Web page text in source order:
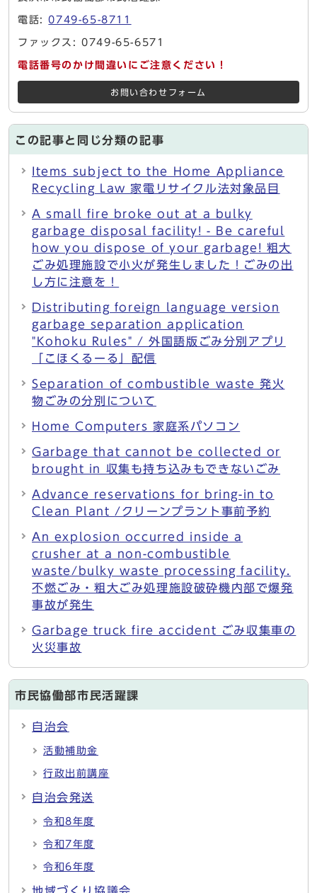
電話:0749-65-8711
ファックス: 0749-65-6571
電話番号のかけ間違いにご注意ください！
お問い合わせフォーム
この記事と同じ分類の記事
Items subject to the Home Appliance
Recycling Law 家電リサイクル法対象品目
A small fire broke out at a bulky
garbage disposal facility! - Be careful
how you dispose of your garbage! 粗大
ごみ処理施設で小火が発生しました！ごみの出
し方に注意を！
Distributing foreign language version
garbage separation application
"Kohoku Rules" / 外国語版ごみ分別アプリ
「こほくるーる」配信
Separation of combustible waste 発火
物ごみの分別について
Home Computers 家庭系パソコン
Garbage that cannot be collected or
brought in 収集も持ち込みもできないごみ
Advance reservations for bring-in to
Clean Plant /クリーンプラント事前予約
An explosion occurred inside a
crusher at a non-combustible
waste/bulky waste processing facility.
不燃ごみ・粗大ごみ処理施設破砕機内部で爆発
事故が発生
Garbage truck fire accident ごみ収集車の
火災事故
市民協働部市民活躍課
自治会
活動補助金
行政出前講座
自治会発送
令和8年度
令和7年度
令和6年度